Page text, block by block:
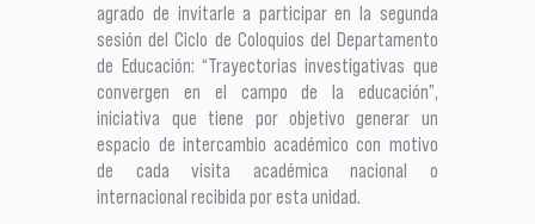
agrado de invitarle a participar en la segunda
sesión del Ciclo de Coloquios del Departamento
de Educación: “Trayectorias investigativas que
convergen en el campo de la educación”,
iniciativa que tiene por objetivo generar un
espacio de intercambio académico con motivo
de cada visita académica nacional o
internacional recibida por esta unidad.